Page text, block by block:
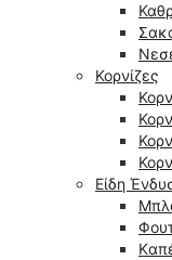
Κορνίζες
Είδη